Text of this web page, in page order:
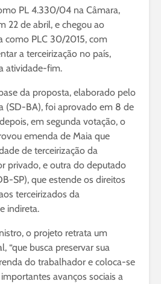
PL 4.330/04 na Câmara,
22 de abril, e chegou ao
como PLC 30/2015, com
a terceirização no país,
atividade-fim.
da proposta, elaborado pelo
(SD-BA), foi aprovado em 8 de
em segunda votação, o
emenda de Maia que
de terceirização da
privado, e outra do deputado
SP), que estende os direitos
terceirizados da
indireta.
o projeto retrata um
“que busca preservar sua
do trabalhador e coloca-se
avanços sociais a